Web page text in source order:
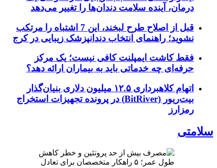
درمان، آینده سلامت دندان‌ها را تغییر می‌دهد
قبل از اصلاح طرح لبخند، این 7 اشتباه را مرتکب
نشوید؛ راهنمای انتخاب دندانپزشک زیبایی در کرج
فقط کاشت ایمپلنت کافی نیست؛ یک مرکز
حرفه‌ای چه خدماتی باید به بیماران ارائه دهد؟
اتهام کلاهبرداری ۱۲.۵ میلیون دلاری بنیان‌گذار
بیت‌ریور (BitRiver) در پرونده تجهیزات استخراج
رمزارز
سلامتی